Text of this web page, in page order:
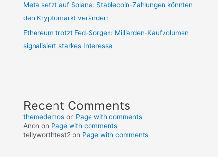
Meta setzt auf Solana: Stablecoin-Zahlungen könnten
den Kryptomarkt verändern
Ethereum trotzt Fed-Sorgen: Milliarden-Kaufvolumen
signalisiert starkes Interesse
Recent Comments
themedemos on Page with comments
Anon on Page with comments
tellyworthtest2 on Page with comments